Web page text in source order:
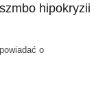
hipokryzii
o